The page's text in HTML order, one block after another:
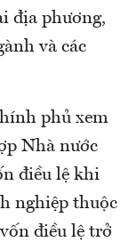
địa phương,
và các
phủ xem
Nhà nước
điều lệ khi
nghiệp thuộc
điều lệ trở